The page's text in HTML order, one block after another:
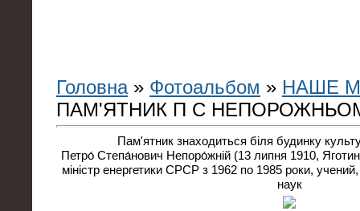
Головна» Фотоальбом » НАШЕ
ПАМ'ЯТНИК П С
Пам'ятник знаходиться біля будинку
Петро́ Степа́нович Непоро́жній (13 липня 1910,
міністр енергетики СРСР з 1962 по 1985 роки,
наук